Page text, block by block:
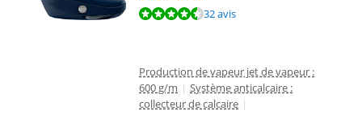
La note est de 9,2 sur 10, basée sur 32 avis.32 avis
Production de vapeur jet de vapeur :
600 g/m | Système anticalcaire :
collecteur de calcaire |